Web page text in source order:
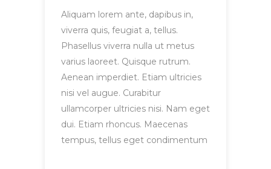
Aliquam lorem ante, dapibus in,
viverra quis, feugiat a, tellus.
Phasellus viverra nulla ut metus
varius laoreet. Quisque rutrum.
Aenean imperdiet. Etiam ultricies
nisi vel augue. Curabitur
ullamcorper ultricies nisi. Nam eget
dui. Etiam rhoncus. Maecenas
tempus, tellus eget condimentum